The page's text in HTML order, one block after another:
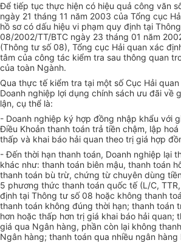
Để tiếp tục thực hiện có hiệu quả công văn
ngày 21 tháng 11 năm 2003 của Tổng cục
hồ sơ có dấu hiệu vi phạm quy định tại
08/2002/TT/BTC ngày 23 tháng 01 năm
(Thông tư số 08), Tổng cục Hải quan xác
tâm của công tác kiểm tra sau thông quan
của toàn Ngành.
Qua thực tế kiểm tra tại một số Cục Hải
Doanh nghiệp lợi dụng chính sách ưu đãi về
lận, cụ thể là:
- Doanh nghiệp ký hợp đồng nhập khẩu với
Điều Khoản thanh toán trả tiền chậm, lập
thấp và khai báo hải quan theo trị giá hợp
- Đến thời hạn thanh toán, Doanh nghiệp lại
khác như: thanh toán biên mậu, thanh toán
thanh toán bù trừ, chứng từ chuyên dùng
5 phương thức thanh toán quốc tế (L/C,
định tại Thông tư số 08 hoặc không thanh
thanh toán không đúng thời hạn; thanh toán
hơn hoặc thấp hơn trị giá khai báo hải quan;
giá qua Ngân hàng, phần còn lại không
Ngân hàng; thanh toán qua nhiều ngân hàng